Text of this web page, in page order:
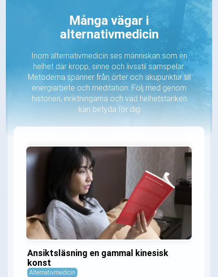
Många vägar i
alternativmedicin
Inom alternativmedicin ses människan som en
helhet där kropp, sinne och livsstil samspelar.
Metoderna spänner från örter och akupunktur till
energiarbete och meditation. Följ med genom
historien, inriktningarna och vad helhetstanken
kan betyda för dig
Ansiktsläsning en gammal kinesisk
konst
Alternativmedicin